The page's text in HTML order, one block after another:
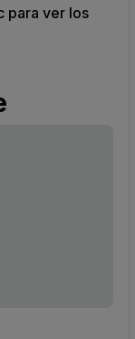
para ver los